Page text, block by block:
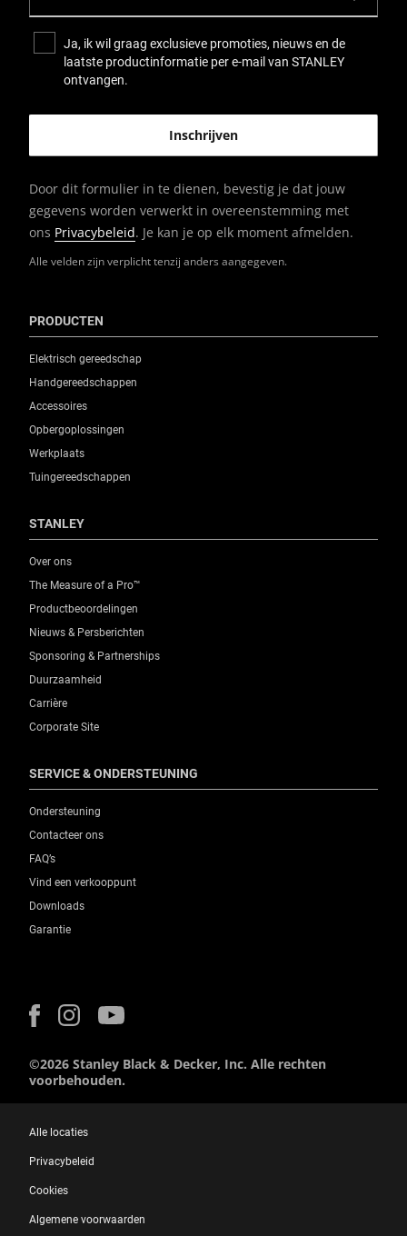
Alle velden zijn verplicht tenzij anders aangegeven.
Ja, ik wil graag exclusieve promoties, nieuws en de
laatste productinformatie per e-mail van STANLEY
ontvangen.
Door dit formulier in te dienen, bevestig je dat jouw
gegevens worden verwerkt in overeenstemming met
ons Privacybeleid. Je kan je op elk moment afmelden.
PRODUCTEN
Elektrisch gereedschap
Handgereedschappen
Accessoires
Opbergoplossingen
Werkplaats
Tuingereedschappen
STANLEY
Over ons
The Measure of a Pro™
Productbeoordelingen
Nieuws & Persberichten
Sponsoring & Partnerships
Duurzaamheid
Carrière
Corporate Site
SERVICE & ONDERSTEUNING
Ondersteuning
Contacteer ons
FAQ’s
Vind een verkooppunt
Downloads
Garantie
©2026 Stanley Black & Decker, Inc. Alle rechten
voorbehouden.
Alle locaties
Privacybeleid
Cookies
Algemene voorwaarden